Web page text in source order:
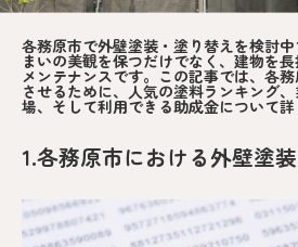
各務原市で外壁塗装・塗り替えを検討
まいの美観を保つだけでなく、建物を
メンテナンスです。この記事では、各
させるために、人気の塗料ランキング
場、そして利用できる助成金について詳
1.各務原市における外壁塗